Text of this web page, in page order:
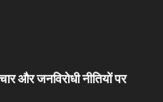
और जनविरोधी नीतियों पर